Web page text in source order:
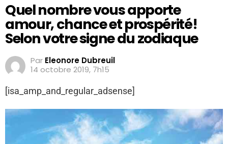
Quel nombre vous apporte
amour, chance et prospérité!
Selon votre signe du zodiaque
Par Eleonore Dubreuil
14 octobre 2019, 7h15
[isa_amp_and_regular_adsense]